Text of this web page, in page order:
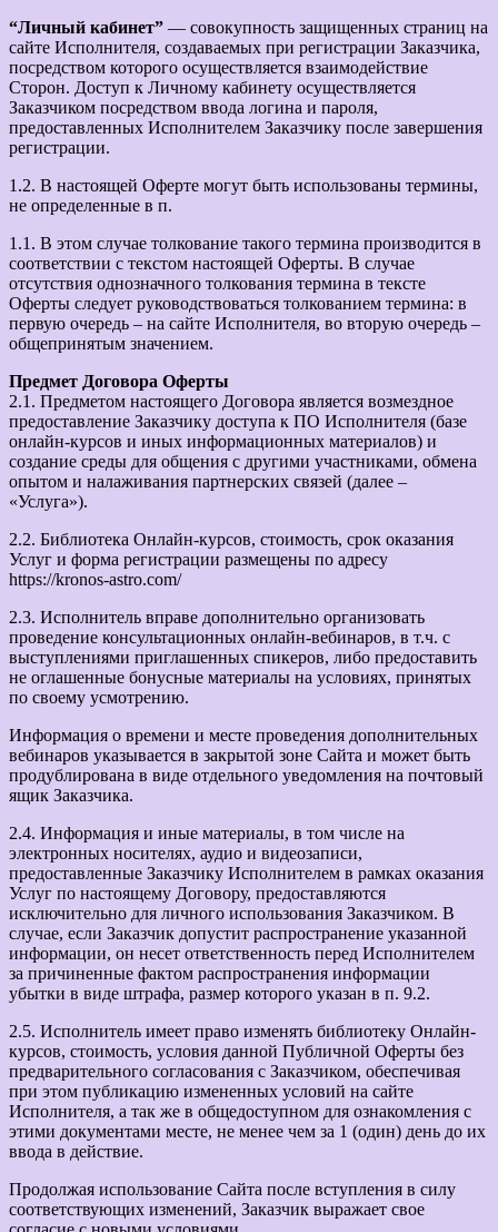
“Личный кабинет” — совокупность защищенных страниц на
сайте Исполнителя, создаваемых при регистрации Заказчика,
посредством которого осуществляется взаимодействие
Сторон. Доступ к Личному кабинету осуществляется
Заказчиком посредством ввода логина и пароля,
предоставленных Исполнителем Заказчику после завершения
регистрации.
1.2. В настоящей Оферте могут быть использованы термины,
не определенные в п.
1.1. В этом случае толкование такого термина производится в
соответствии с текстом настоящей Оферты. В случае
отсутствия однозначного толкования термина в тексте
Оферты следует руководствоваться толкованием термина: в
первую очередь – на сайте Исполнителя, во вторую очередь –
общепринятым значением.
Предмет Договора Оферты
2.1. Предметом настоящего Договора является возмездное
предоставление Заказчику доступа к ПО Исполнителя (базе
онлайн-курсов и иных информационных материалов) и
создание среды для общения с другими участниками, обмена
опытом и налаживания партнерских связей (далее –
«Услуга»).
2.2. Библиотека Онлайн-курсов, стоимость, срок оказания
Услуг и форма регистрации размещены по адресу
https://kronos-astro.com/
2.3. Исполнитель вправе дополнительно организовать
проведение консультационных онлайн-вебинаров, в т.ч. с
выступлениями приглашенных спикеров, либо предоставить
не оглашенные бонусные материалы на условиях, принятых
по своему усмотрению.
Информация о времени и месте проведения дополнительных
вебинаров указывается в закрытой зоне Сайта и может быть
продублирована в виде отдельного уведомления на почтовый
ящик Заказчика.
2.4. Информация и иные материалы, в том числе на
электронных носителях, аудио и видеозаписи,
предоставленные Заказчику Исполнителем в рамках оказания
Услуг по настоящему Договору, предоставляются
исключительно для личного использования Заказчиком. В
случае, если Заказчик допустит распространение указанной
информации, он несет ответственность перед Исполнителем
за причиненные фактом распространения информации
убытки в виде штрафа, размер которого указан в п. 9.2.
2.5. Исполнитель имеет право изменять библиотеку Онлайн-
курсов, стоимость, условия данной Публичной Оферты без
предварительного согласования с Заказчиком, обеспечивая
при этом публикацию измененных условий на сайте
Исполнителя, а так же в общедоступном для ознакомления с
этими документами месте, не менее чем за 1 (один) день до их
ввода в действие.
Продолжая использование Сайта после вступления в силу
соответствующих изменений, Заказчик выражает свое